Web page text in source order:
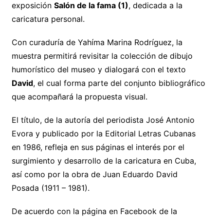
exposición Salón de la fama (1), dedicada a la
caricatura personal.
Con curaduría de Yahíma Marina Rodríguez, la
muestra permitirá revisitar la colección de dibujo
humorístico del museo y dialogará con el texto
David, el cual forma parte del conjunto bibliográfico
que acompañará la propuesta visual.
El título, de la autoría del periodista José Antonio
Evora y publicado por la Editorial Letras Cubanas
en 1986, refleja en sus páginas el interés por el
surgimiento y desarrollo de la caricatura en Cuba,
así como por la obra de Juan Eduardo David
Posada (1911 – 1981).
De acuerdo con la página en Facebook de la